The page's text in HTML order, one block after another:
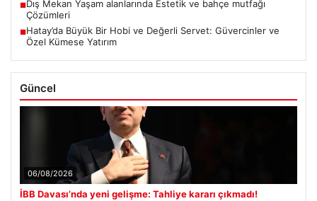
■Dış Mekan Yaşam alanlarında Estetik ve bahçe mutfağı
Çözümleri
■Hatay’da Büyük Bir Hobi ve Değerli Servet: Güvercinler ve
Özel Kümese Yatırım
Güncel
06/08/2026
İBB Davası’nda yeni gelişme: Tahliye kararı çıkmadı!